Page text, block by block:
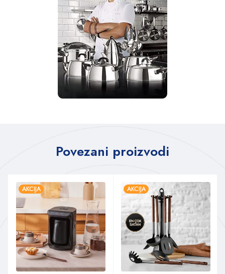
Povezani proizvodi
AKCIJA AKCIJA